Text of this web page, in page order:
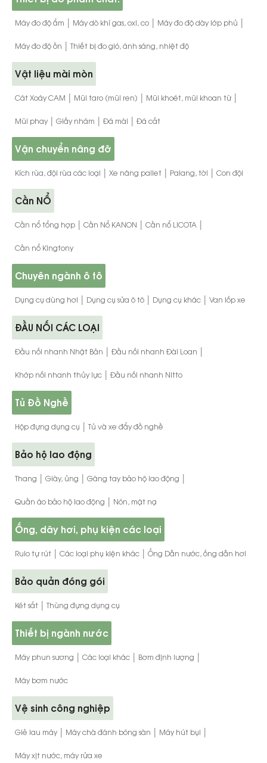
Máy đo độ ẩm | Máy dò khí gas, oxi, co | Máy đo độ dày lớp phủ |
Máy đo độ ồn | Thiết bị đo gió, ánh sáng, nhiệt độ
Vật liệu mài mòn
Cát Xoáy CAM | Mũi taro (mũi ren) | Mũi khoét, mũi khoan từ |
Mũi phay | Giấy nhám | Đá mài | Đá cắt
Vận chuyển nâng đỡ
Kích rùa, đội rùa các loại | Xe nâng pallet | Palang, tời | Con đội
Cần NỔ
Cần nổ tổng hợp | Cần Nổ KANON | Cần nổ LICOTA |
Cần nổ Kingtony
Chuyên ngành ô tô
Dụng cụ dùng hơi | Dụng cụ sửa ô tô | Dụng cụ khác | Van lốp xe
ĐẦU NỐI CÁC LOẠI
Đầu nối nhanh Nhật Bản | Đầu nối nhanh Đài Loan |
Khớp nối nhanh thủy lực | Đầu nối nhanh Nitto
Tủ Đồ Nghề
Hộp đựng dụng cụ | Tủ và xe đẩy đồ nghề
Bảo hộ lao động
Thang | Giày, ủng | Găng tay bảo hộ lao động |
Quần áo bảo hộ lao động | Nón, mặt nạ
Ống, dây hơi, phụ kiện các loại
Rulo tự rút | Các loại phụ kiện khác | Ống Dẫn nước, ống dẫn hơi
Bảo quản đóng gói
Két sắt | Thùng đựng dụng cụ
Thiết bị ngành nước
Máy phun sương | Các loại khác | Bơm định lượng |
Máy bơm nước
Vệ sinh công nghiệp
Giẻ lau máy | Máy chà đánh bóng sàn | Máy hút bụi |
Máy xịt nước, máy rửa xe